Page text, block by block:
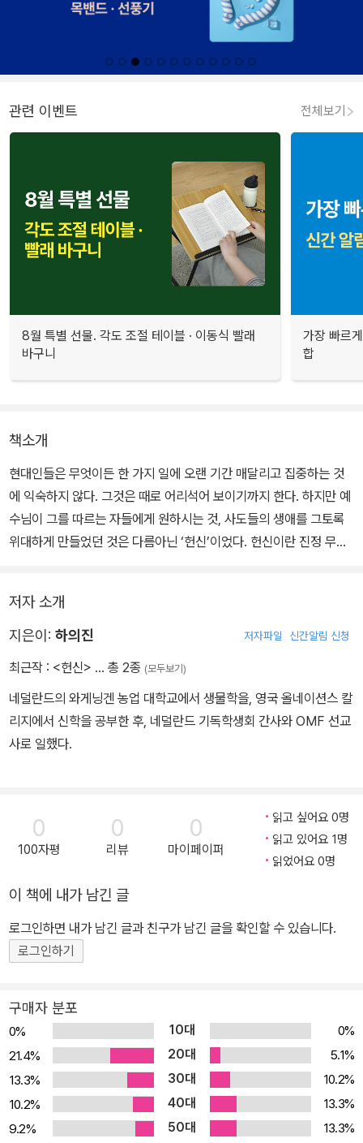
관련 이벤트 전체보기
8월 특별 선물. 각도 조절 테이블 · 이동식 빨래
바구니
가장 빠르
합
책소개
현대인들은 무엇이든 한 가지 일에 오랜 기간 매달리고 집중하는 것
에 익숙하지 않다. 그것은 때로 어리석어 보이기까지 한다. 하지만 예
수님이 그를 따르는 자들에게 원하시는 것, 사도들의 생애를 그토록
위대하게 만들었던 것은 다름아닌 ‘헌신’이었다. 헌신이란 진정 무엇
하나님께 드리는 훈련을 시작해 보자.
그것은 금메달을 획득하는 것이다. 그들이 하는 모든 활동은 그 한 목
표에 맞추어져 있다. 그들의 생각과 꿈은 온통 그러한 목표로 가득 차
있으며, 그것이 모든 대화와 행동의 중심이 된다. 그리고 그들은 금메
달을 따는 데 방해되는 것은 무엇이든 기꺼이 포기한다. 술, 담배를 끊
-본문 중에서
저자 소개
지은이: 하의진 저자파일 신간알림 신청
최근작 : <헌신> … 총 2종 (모두보기)
네덜란드의 와게닝겐 농업 대학교에서 생물학을, 영국 올네이션스 칼
리지에서 신학을 공부한 후, 네덜란드 기독학생회 간사와 OMF 선교
사로 일했다.
0
100자평
0
리뷰
0
마이페이퍼
읽고 싶어요 0명
읽고 있어요 1명
읽었어요 0명
이 책에 내가 남긴 글
로그인하면 내가 남긴 글과 친구가 남긴 글을 확인할 수 있습니다.
로그인하기
구매자 분포
0% 10대
0%
21.4%
20대
5.1%
13.3%
30대
10.2%
10.2%
40대
13.3%
9.2%
50대
13.3%